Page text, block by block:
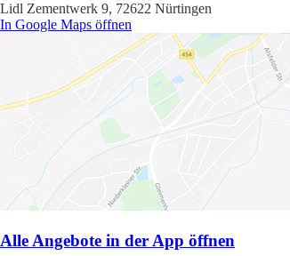
Lidl Zementwerk 9, 72622 Nürtingen
In Google Maps öffnen
Alle Angebote in der App öffnen